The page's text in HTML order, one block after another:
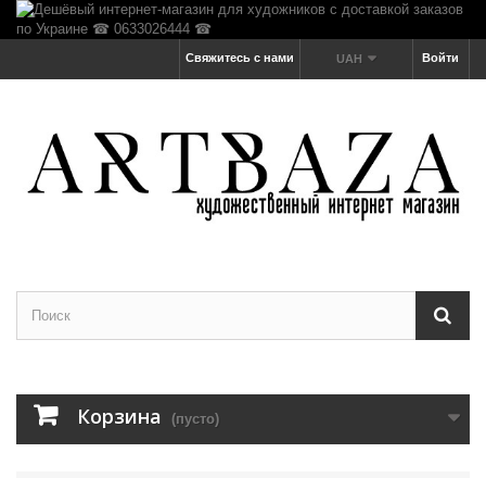
Войти
UAH
Свяжитесь с нами
Корзина (пусто)